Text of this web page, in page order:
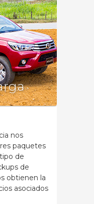
nos
paquetes
de
de
obtienen la
asociados